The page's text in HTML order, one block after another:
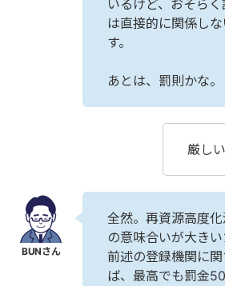
いるけど、おそら
は直接的に関係し
す。
あとは、罰則かな。
厳し
全然。再資源高度化
の意味合いが大き
前述の登録機関に
ば、最高でも罰金